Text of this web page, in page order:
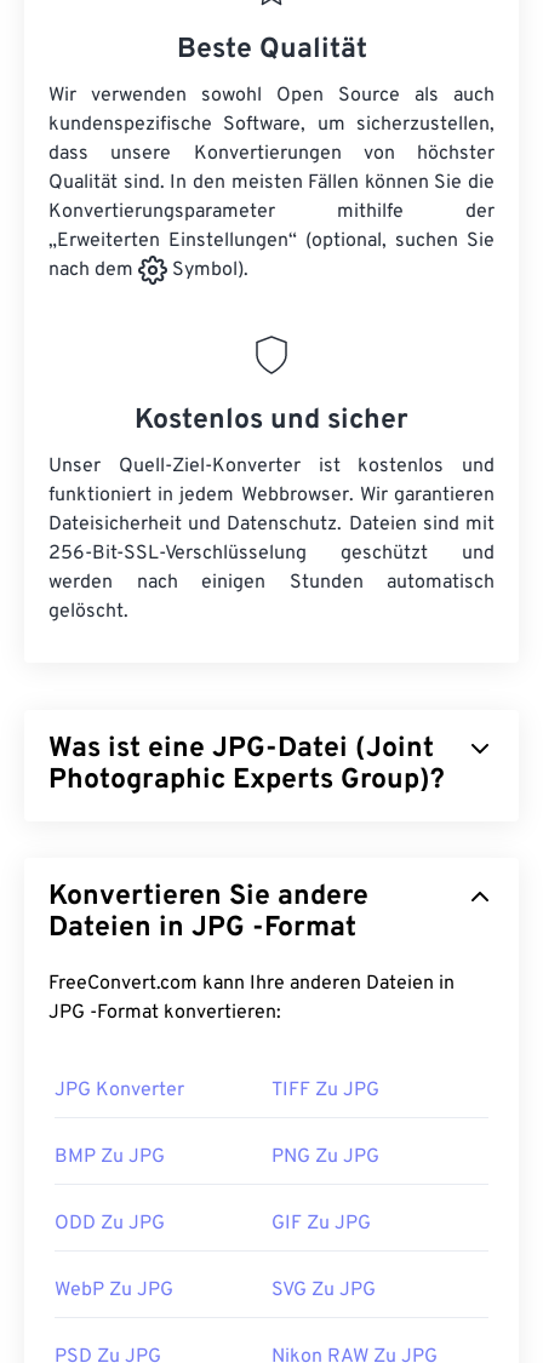
Beste Qualität
Wir verwenden sowohl Open Source als auch
kundenspezifische Software, um sicherzustellen,
dass unsere Konvertierungen von höchster
Qualität sind. In den meisten Fällen können Sie die
Konvertierungsparameter mithilfe der
„Erweiterten Einstellungen“ (optional, suchen Sie
nach dem
Symbol).
Kostenlos und sicher
Unser Quell-Ziel-Konverter ist kostenlos und
funktioniert in jedem Webbrowser. Wir garantieren
Dateisicherheit und Datenschutz. Dateien sind mit
256-Bit-SSL-Verschlüsselung geschützt und
werden nach einigen Stunden automatisch
gelöscht.
Was ist eine JPG-Datei (Joint
Photographic Experts Group)?
mithilfe eines Algorithmus komprimiert. Die hohe
Komprimierung von JPG ist der Grund für seine
Größe eignen sich JPG-Dateien hervorragend für
den Transport im Internet und die Verwendung auf
reduzieren!
benötigen, können Sie
JPG in WebP konvertieren,
Dateiformat.
Wie öffnet man eine JPG-Datei?
Konvertieren Sie andere
Dateien in JPG -Format
FreeConvert.com kann Ihre anderen Dateien in
JPG -Format konvertieren:
JPG Konverter TIFF Zu JPG
BMP Zu JPG PNG Zu JPG
ODD Zu JPG GIF Zu JPG
WebP Zu JPG SVG Zu JPG
PSD Zu JPG Nikon RAW Zu JPG